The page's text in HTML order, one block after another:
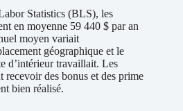
Statistics (BLS), les
en moyenne 59 440 $ par an
moyen variait
géographique et le
d’intérieur travaillait. Les
recevoir des bonus et des prime
bien réalisé.